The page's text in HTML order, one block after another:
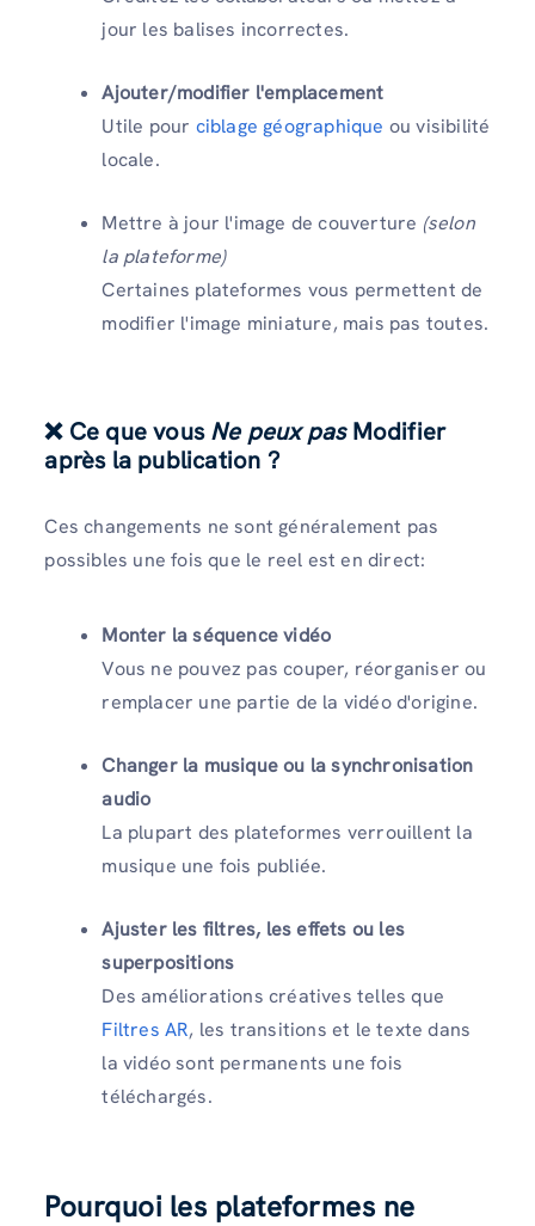
jour les balises incorrectes.
Ajouter/modifier l'emplacement
Utile pour ciblage géographique ou visibilité
locale.
Mettre à jour l'image de couverture (selon
la plateforme)
Certaines plateformes vous permettent de
modifier l'image miniature, mais pas toutes.
❌ Ce que vousNe peux pasModifier
après la publication ?
Ces changements ne sont généralement pas
possibles une fois que le reel est en direct:
Monter la séquence vidéo
Vous ne pouvez pas couper, réorganiser ou
remplacer une partie de la vidéo d'origine.
Changer la musique ou la synchronisation
audio
La plupart des plateformes verrouillent la
musique une fois publiée.
Ajuster les filtres, les effets ou les
superpositions
Des améliorations créatives telles que
Filtres AR, les transitions et le texte dans
la vidéo sont permanents une fois
téléchargés.
Pourquoi les plateformes ne